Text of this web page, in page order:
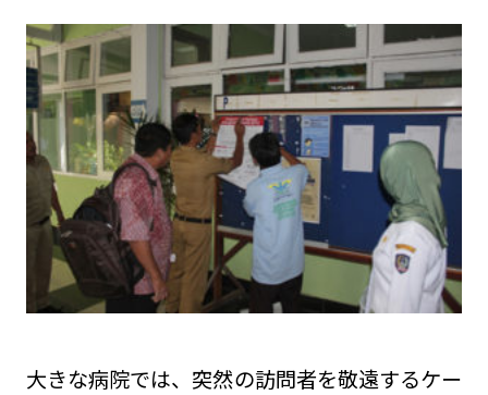
大きな病院では、突然の訪問者を敬遠するケー